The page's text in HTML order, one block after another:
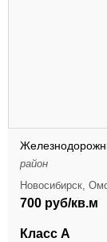
район
Новосибирск,
700 руб/кв.м
Класс А